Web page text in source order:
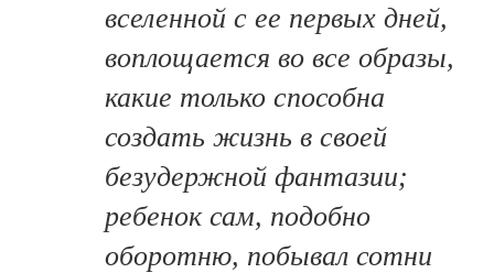
вселенной с ее первых дней,
воплощается во все образы,
какие только способна
создать жизнь в своей
безудержной фантазии;
ребенок сам, подобно
оборотню, побывал сотни